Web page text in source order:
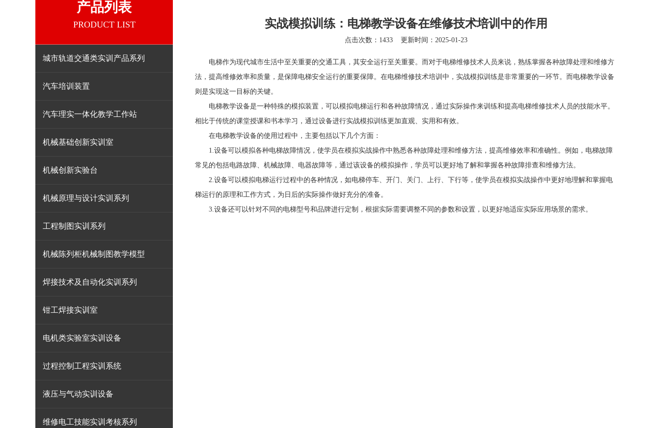
产品列表
PRODUCT LIST
城市轨道交通类实训产品系列
汽车培训装置
汽车理实一体化教学工作站
机械基础创新实训室
机械创新实验台
机械原理与设计实训系列
工程制图实训系列
机械陈列柜机械制图教学模型
焊接技术及自动化实训系列
钳工焊接实训室
电机类实验室实训设备
过程控制工程实训系统
液压与气动实训设备
维修电工技能实训考核系列
实战模拟训练：电梯教学设备在维修技术培训中的作用
点击次数：1433 更新时间：2025-01-23
电梯作为现代城市生活中至关重要的交通工具，其安全运行至关重要。而对于电梯维修技术人员来说，熟练掌握各种故障处理和维修方
法，提高维修效率和质量，是保障电梯安全运行的重要保障。在电梯维修技术培训中，实战模拟训练是非常重要的一环节。而电梯教学设备
则是实现这一目标的关键。
电梯教学设备是一种特殊的模拟装置，可以模拟电梯运行和各种故障情况，通过实际操作来训练和提高电梯维修技术人员的技能水平。
相比于传统的课堂授课和书本学习，通过设备进行实战模拟训练更加直观、实用和有效。
在电梯教学设备的使用过程中，主要包括以下几个方面：
1.设备可以模拟各种电梯故障情况，使学员在模拟实战操作中熟悉各种故障处理和维修方法，提高维修效率和准确性。例如，电梯故障
常见的包括电路故障、机械故障、电器故障等，通过该设备的模拟操作，学员可以更好地了解和掌握各种故障排查和维修方法。
2.设备可以模拟电梯运行过程中的各种情况，如电梯停车、开门、关门、上行、下行等，使学员在模拟实战操作中更好地理解和掌握电
梯运行的原理和工作方式，为日后的实际操作做好充分的准备。
3.设备还可以针对不同的电梯型号和品牌进行定制，根据实际需要调整不同的参数和设置，以更好地适应实际应用场景的需求。